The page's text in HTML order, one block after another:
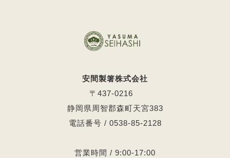
安間製箸株式会社
〒437-0216
静岡県周智郡森町天宮383
電話番号 / 0538-85-2128
営業時間 / 9:00-17:00